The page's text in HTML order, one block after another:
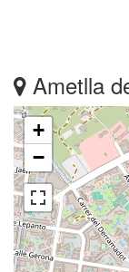
Ametlla
+
−